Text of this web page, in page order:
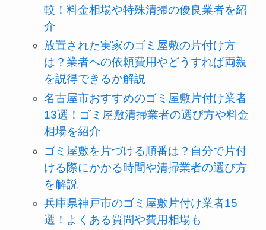
較！料金相場や特殊清掃の優良業者を紹
介
放置された実家のゴミ屋敷の片付け方
は？業者への依頼費用やどうすれば両親
を説得できるか解説
名古屋市おすすめのゴミ屋敷片付け業者
13選！ゴミ屋敷清掃業者の選び方や料金
相場を紹介
ゴミ屋敷を片づける順番は？自分で片付
ける際にかかる時間や清掃業者の選び方
を解説
兵庫県神戸市のゴミ屋敷片付け業者15
選！よくある質問や費用相場も